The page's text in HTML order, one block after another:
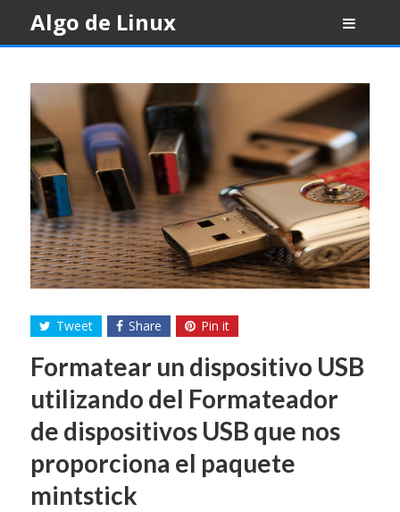
content
Algo de Linux
Tweet Share Pin it
Formatear un dispositivo USB
utilizando del Formateador
de dispositivos USB que nos
proporciona el paquete
mintstick